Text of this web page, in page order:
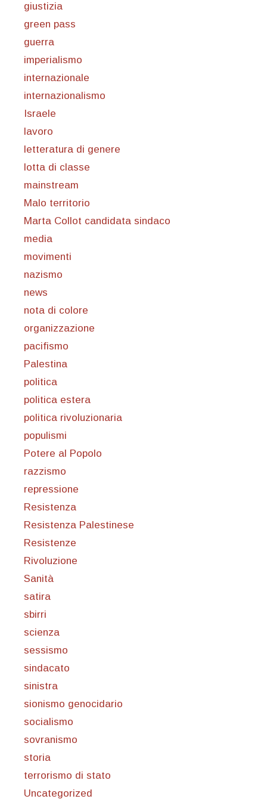
giustizia
green pass
guerra
imperialismo
internazionale
internazionalismo
Israele
lavoro
letteratura di genere
lotta di classe
mainstream
Malo territorio
Marta Collot candidata sindaco
media
movimenti
nazismo
news
nota di colore
organizzazione
pacifismo
Palestina
politica
politica estera
politica rivoluzionaria
populismi
Potere al Popolo
razzismo
repressione
Resistenza
Resistenza Palestinese
Resistenze
Rivoluzione
Sanità
satira
sbirri
scienza
sessismo
sindacato
sinistra
sionismo genocidario
socialismo
sovranismo
storia
terrorismo di stato
Uncategorized